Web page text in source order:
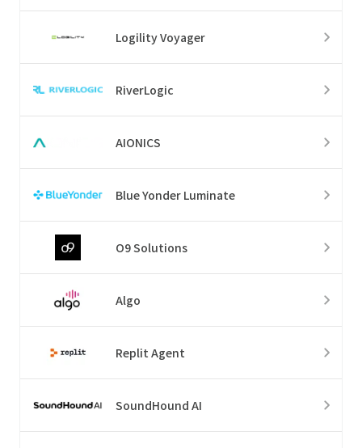
Logility Voyager
RiverLogic
AIONICS
Blue Yonder Luminate
O9 Solutions
Algo
Replit Agent
SoundHound AI